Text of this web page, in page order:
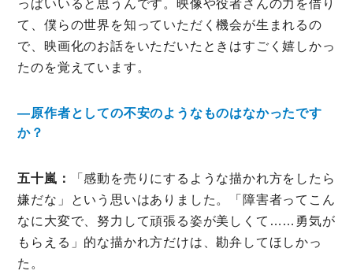
っぱいいると思うんです。映像や役者さんの力を借り
て、僕らの世界を知っていただく機会が生まれるの
で、映画化のお話をいただいたときはすごく嬉しかっ
たのを覚えています。
―原作者としての不安のようなものはなかったです
か？
五十嵐：
「感動を売りにするような描かれ方をしたら
嫌だな」という思いはありました。「障害者ってこん
なに大変で、努力して頑張る姿が美しくて……勇気が
もらえる」的な描かれ方だけは、勘弁してほしかっ
た。